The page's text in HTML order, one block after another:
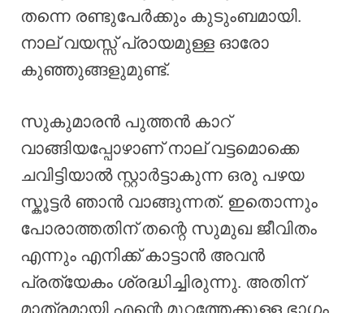
തന്നെ രണ്ടുപേർക്കും കുടുംബമായി.
നാല് വയസ്സ് പ്രായമുള്ള ഓരോ
കുഞ്ഞുങ്ങളുമുണ്ട്.
സുകുമാരൻ പുത്തൻ കാറ്
വാങ്ങിയപ്പോഴാണ് നാല് വട്ടമൊക്കെ
ചവിട്ടിയാൽ സ്റ്റാർട്ടാകുന്ന ഒരു പഴയ
സ്കൂട്ടർ ഞാൻ വാങ്ങുന്നത്. ഇതൊന്നും
പോരാത്തതിന് തന്റെ സുമുഖ ജീവിതം
എന്നും എനിക്ക് കാട്ടാൻ അവൻ
പ്രത്യേകം ശ്രദ്ധിച്ചിരുന്നു. അതിന്